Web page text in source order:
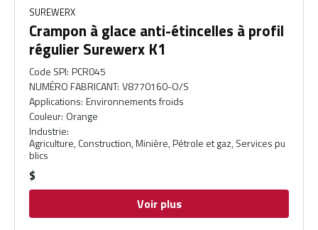
SUREWERX
Crampon à glace anti-étincelles à profil
régulier Surewerx K1
Code SPI: PCR045
NUMÉRO FABRICANT: V8770160-O/S
Applications: Environnements froids
Couleur: Orange
Industrie:
Agriculture, Construction, Minière, Pétrole et gaz, Services pu
blics
$
Voir plus